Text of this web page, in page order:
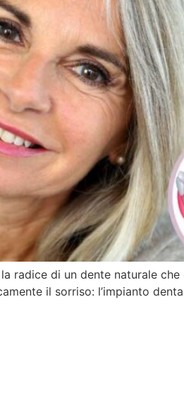
radice di un dente naturale
il sorriso: l’impianto